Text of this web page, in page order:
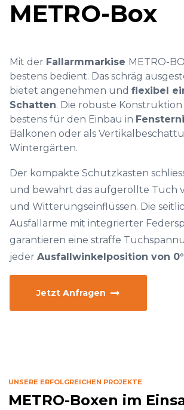
METRO-Box
Mit der Fallarmmarkise METRO-
bestens bedient. Das schräg
bietet angenehmen und flexibel
Schatten. Die robuste Konstruktion
bestens für den Einbau in
Balkonen oder als
Wintergärten.
Der kompakte Schutzkasten
und bewahrt das aufgerollte Tuch
und Witterungseinflüssen. Die
Ausfallarme mit integrierter
garantieren eine straffe
jeder Ausfallwinkelposition von 0°
Jetzt Anfragen
UNSERE ERFOLGREICHEN PROJEKTE
METRO-Boxen im